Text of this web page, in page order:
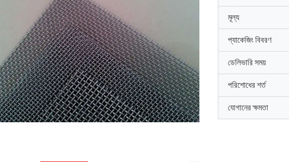
মূল্য
প্যাকেজিং বিবরণ
ডেলিভারি সময়
পরিশোধের শর্ত
যোগানের ক্ষমতা